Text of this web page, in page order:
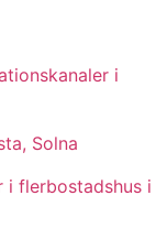
i
Solna
i flerbostadshus i